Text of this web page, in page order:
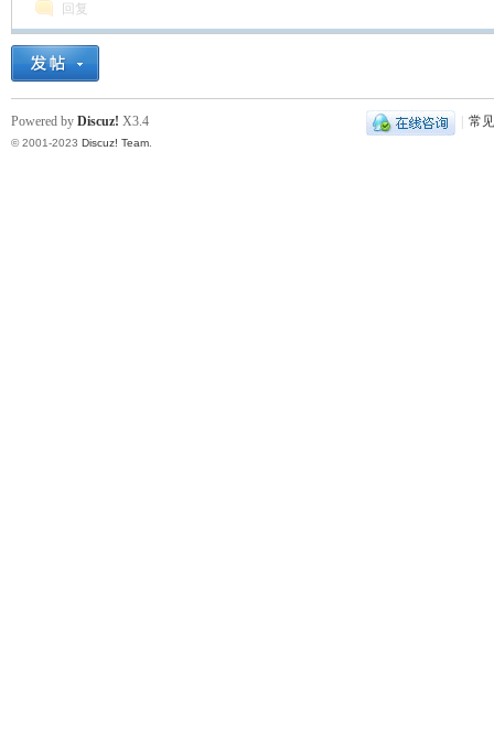
回复
常
Powered by Discuz! X3.4
© 2001-2023 Discuz! Team